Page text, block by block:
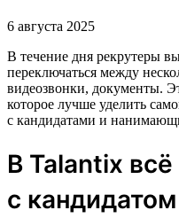
6 августа 2025
В течение дня рекрутеры
переключаться между
видеозвонки, документы.
которое лучше уделить
с кандидатами и
В Talantix
с